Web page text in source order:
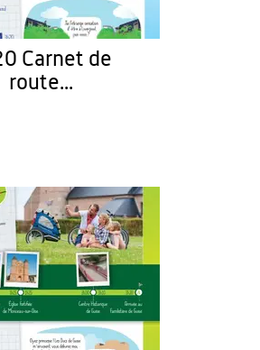
Carnet de
route...